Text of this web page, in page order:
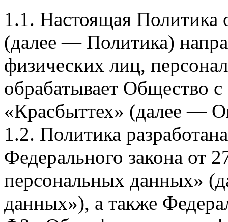
1.1. Настоящая Политика
(далее — Политика)
физических лиц,
обрабатывает Общество
«Красбыттех» (далее —
1.2. Политика
Федерального закона
персональных данных»
данных»), а также